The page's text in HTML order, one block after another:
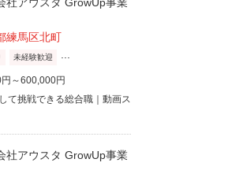
練馬区北町
未経験歓迎
～600,000円
て挑戦できる総合職｜動画ス
社アウスタ GrowUp事業